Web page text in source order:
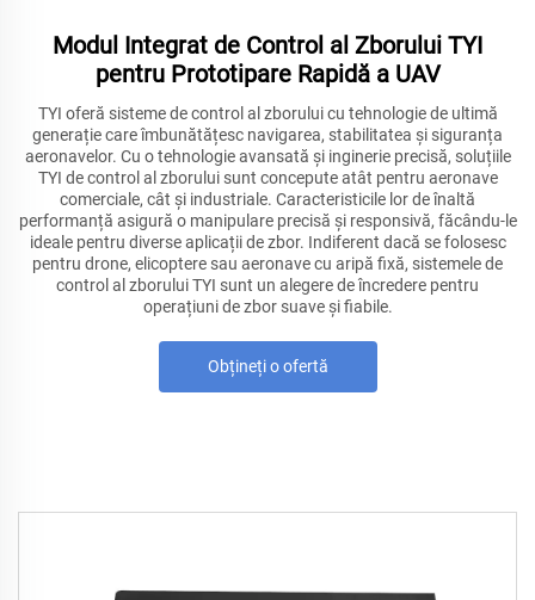
Modul Integrat de Control al Zborului TYI
pentru Prototipare Rapidă a UAV
TYI oferă sisteme de control al zborului cu tehnologie de ultimă
generație care îmbunătățesc navigarea, stabilitatea și siguranța
aeronavelor. Cu o tehnologie avansată și inginerie precisă, soluțiile
TYI de control al zborului sunt concepute atât pentru aeronave
comerciale, cât și industriale. Caracteristicile lor de înaltă
performanță asigură o manipulare precisă și responsivă, făcându-le
ideale pentru diverse aplicații de zbor. Indiferent dacă se folosesc
pentru drone, elicoptere sau aeronave cu aripă fixă, sistemele de
control al zborului TYI sunt un alegere de încredere pentru
operațiuni de zbor suave și fiabile.
Obțineți o ofertă